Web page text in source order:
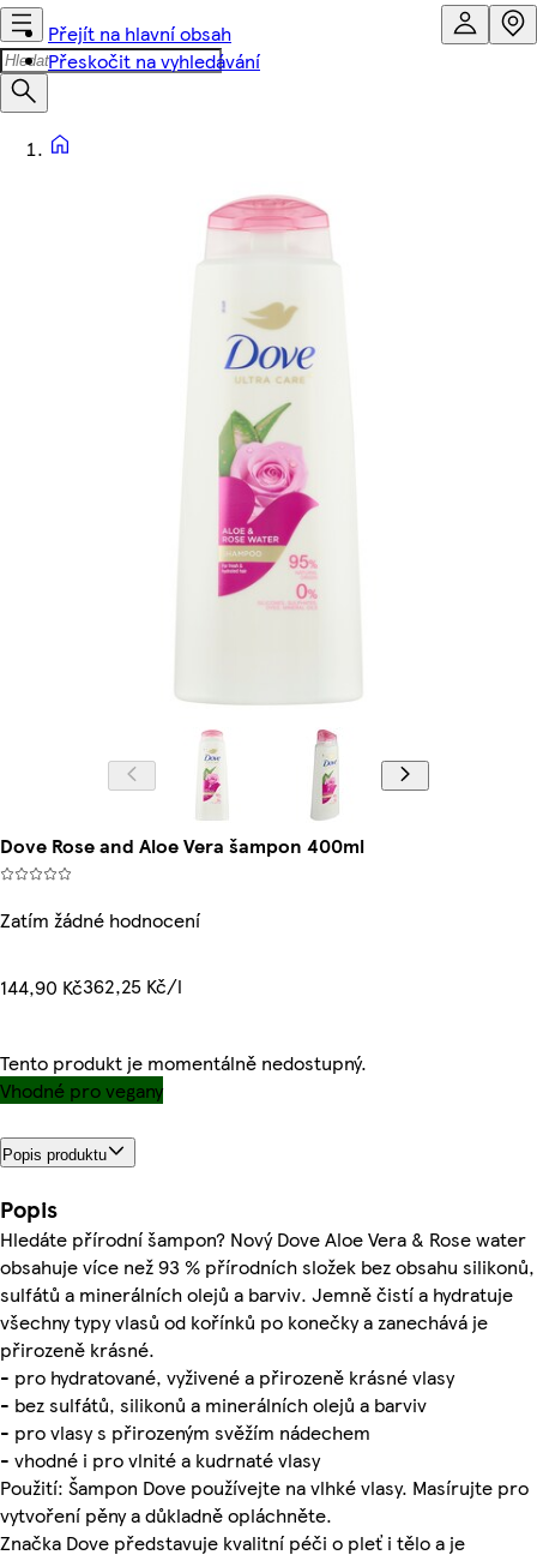
Přejít na hlavní obsah
Přeskočit na vyhledávání
Dove Rose and Aloe Vera šampon 400ml
Zatím žádné hodnocení
144,90 Kč362,25 Kč/l
Tento produkt je momentálně nedostupný.
Vhodné pro vegany
Popis produktu
Popis
Hledáte přírodní šampon? Nový Dove Aloe Vera & Rose water
obsahuje více než 93 % přírodních složek bez obsahu silikonů,
sulfátů a minerálních olejů a barviv. Jemně čistí a hydratuje
všechny typy vlasů od kořínků po konečky a zanechává je
přirozeně krásné.
- pro hydratované, vyživené a přirozeně krásné vlasy
- bez sulfátů, silikonů a minerálních olejů a barviv
- pro vlasy s přirozeným svěžím nádechem
- vhodné i pro vlnité a kudrnaté vlasy
Použití: Šampon Dove používejte na vlhké vlasy. Masírujte pro
vytvoření pěny a důkladně opláchněte.
Značka Dove představuje kvalitní péči o pleť i tělo a je